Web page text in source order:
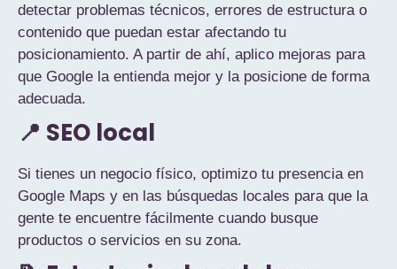
detectar problemas técnicos, errores de estructura o
contenido que puedan estar afectando tu
posicionamiento. A partir de ahí, aplico mejoras para
que Google la entienda mejor y la posicione de forma
adecuada.
📍 SEO local
Si tienes un negocio físico, optimizo tu presencia en
Google Maps y en las búsquedas locales para que la
gente te encuentre fácilmente cuando busque
productos o servicios en su zona.